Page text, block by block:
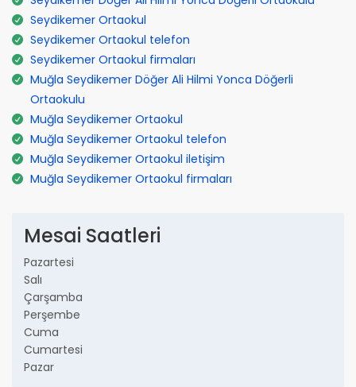
Seydikemer Ortaokul
Seydikemer Ortaokul telefon
Seydikemer Ortaokul firmaları
Muğla Seydikemer Döğer Ali Hilmi Yonca Döğerli
Ortaokulu
Muğla Seydikemer Ortaokul
Muğla Seydikemer Ortaokul telefon
Muğla Seydikemer Ortaokul iletişim
Muğla Seydikemer Ortaokul firmaları
Mesai Saatleri
Pazartesi
Salı
Çarşamba
Perşembe
Cuma
Cumartesi
Pazar